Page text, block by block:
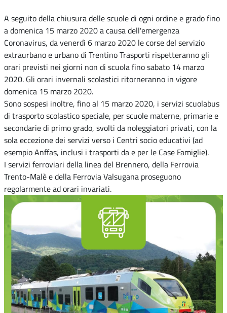
A seguito della chiusura delle scuole di ogni ordine e grado fino
a domenica 15 marzo 2020 a causa dell'emergenza
Coronavirus, da venerdì 6 marzo 2020 le corse del servizio
extraurbano e urbano di Trentino Trasporti rispetteranno gli
orari previsti nei giorni non di scuola fino sabato 14 marzo
2020. Gli orari invernali scolastici ritorneranno in vigore
domenica 15 marzo 2020.
Sono sospesi inoltre, fino al 15 marzo 2020, i servizi scuolabus
di trasporto scolastico speciale, per scuole materne, primarie e
secondarie di primo grado, svolti da noleggiatori privati, con la
sola eccezione dei servizi verso i Centri socio educativi (ad
esempio Anffas, inclusi i trasporti da e per le Case Famiglie).
I servizi ferroviari della linea del Brennero, della Ferrovia
Trento-Malè e della Ferrovia Valsugana proseguono
regolarmente ad orari invariati.